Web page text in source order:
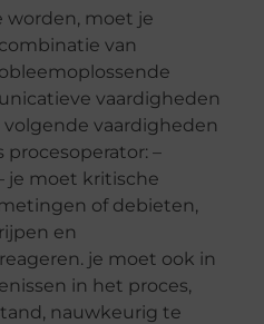
worden, moet je
van
vaardigheden
volgende vaardigheden
procesoperator: –
je moet kritische
of debieten,
en
je moet ook in
in het proces,
nauwkeurig te